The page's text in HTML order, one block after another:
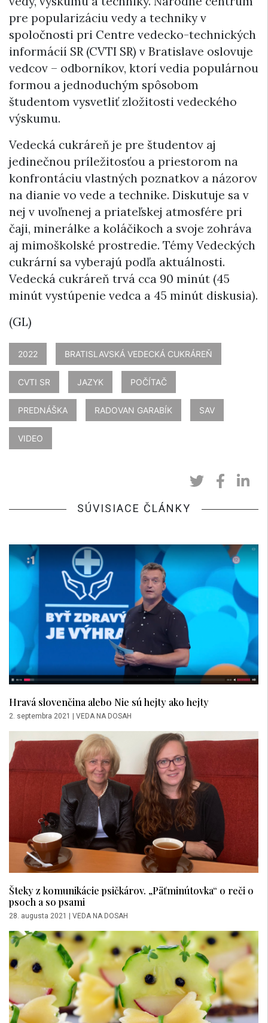
pre popularizáciu vedy a techniky v
spoločnosti pri Centre vedecko-technických
informácií SR (CVTI SR) v Bratislave oslovuje
vedcov – odborníkov, ktorí vedia populárnou
formou a jednoduchým spôsobom
študentom vysvetliť zložitosti vedeckého
výskumu.
Vedecká cukráreň je pre študentov aj
jedinečnou príležitosťou a priestorom na
konfrontáciu vlastných poznatkov a názorov
na dianie vo vede a technike. Diskutuje sa v
nej v uvoľnenej a priateľskej atmosfére pri
čaji, minerálke a koláčikoch a svoje zohráva
aj mimoškolské prostredie. Témy Vedeckých
cukrární sa vyberajú podľa aktuálnosti.
Vedecká cukráreň trvá cca 90 minút (45
minút vystúpenie vedca a 45 minút diskusia).
(GL)
2022 BRATISLAVSKÁ VEDECKÁ CUKRÁREŇ
CVTI SR JAZYK POČÍTAČ
PREDNÁŠKA RADOVAN GARABÍK SAV
VIDEO
SÚVISIACE ČLÁNKY
Hravá slovenčina alebo Nie sú hejty ako hejty
2. septembra 2021 VEDA NA DOSAH
Šteky z komunikácie psičkárov. „Päťminútovka“ o reči o
psoch a so psami
28. augusta 2021 | VEDA NA DOSAH